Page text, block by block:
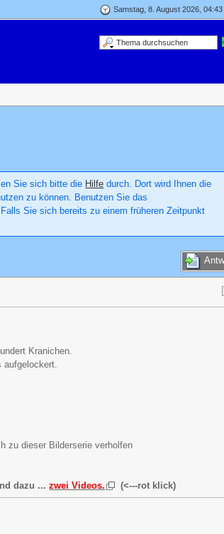
Samstag, 8. August 2026,
Sie sich bitte die Hilfe durch. Dort wird Ihnen die
zu können. Benutzen Sie das
Sie sich bereits zu einem früheren Zeitpunkt
Kranichen.
aufgelockert.
zu dieser Bilderserie verholfen
dazu ...zwei Videos. (<---rot klick)